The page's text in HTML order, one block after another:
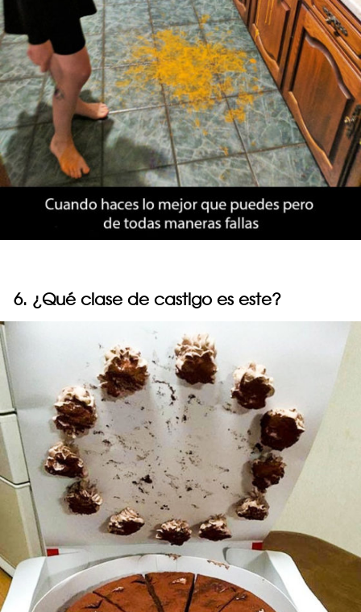
6. ¿Qué clase de castigo es este?